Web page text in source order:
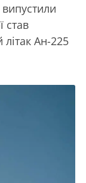
став
літак Ан-225